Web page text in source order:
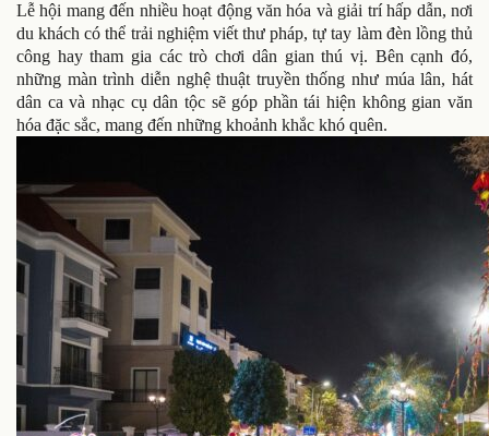
Lễ hội mang đến nhiều hoạt động văn hóa và giải trí hấp dẫn, nơi
du khách có thể trải nghiệm viết thư pháp, tự tay làm đèn lồng thủ
công hay tham gia các trò chơi dân gian thú vị. Bên cạnh đó,
những màn trình diễn nghệ thuật truyền thống như múa lân, hát
dân ca và nhạc cụ dân tộc sẽ góp phần tái hiện không gian văn
hóa đặc sắc, mang đến những khoảnh khắc khó quên.